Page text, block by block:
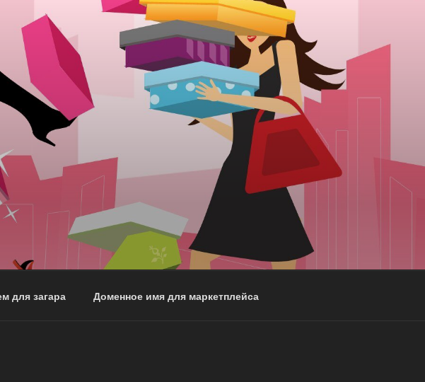
для загара Доменное имя для маркетплейса